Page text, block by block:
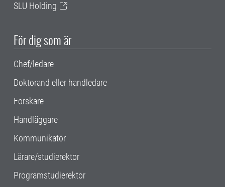
SLU Holding
För dig som är
Chef/ledare
Doktorand eller handledare
Forskare
Handläggare
Kommunikatör
Lärare/studierektor
Programstudierektor